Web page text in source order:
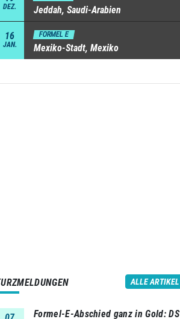
DEZ. Jeddah, Saudi-Arabien
16
JAN.
FORMEL E
Mexiko-Stadt, Mexiko
ALLE ARTIKEL
Formel-E-Abschied ganz in Gold: DS